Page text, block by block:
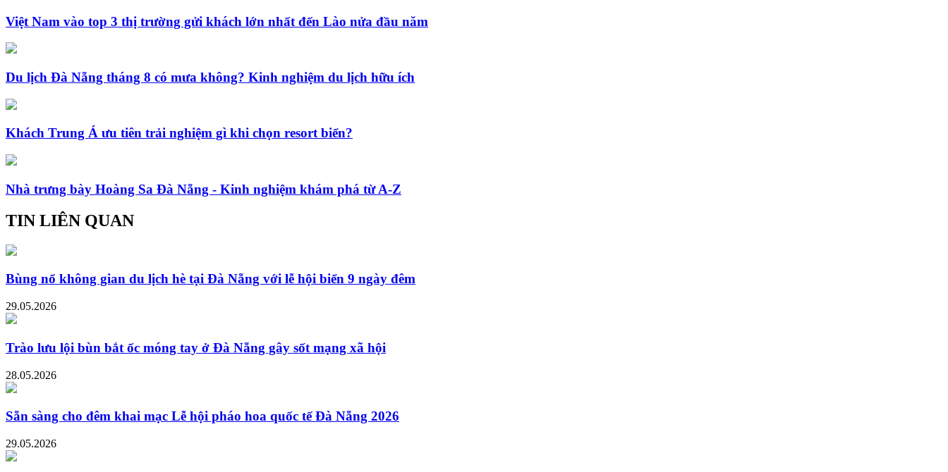
Việt Nam vào top 3 thị trường gửi khách lớn nhất đến Lào nửa đầu năm
Du lịch Đà Nẵng tháng 8 có mưa không? Kinh nghiệm du lịch hữu ích
Khách Trung Á ưu tiên trải nghiệm gì khi chọn resort biển?
Nhà trưng bày Hoàng Sa Đà Nẵng - Kinh nghiệm khám phá từ A-Z
TIN LIÊN QUAN
Bùng nổ không gian du lịch hè tại Đà Nẵng với lễ hội biển 9 ngày đêm
29.05.2026
Trào lưu lội bùn bắt ốc móng tay ở Đà Nẵng gây sốt mạng xã hội
28.05.2026
Sẵn sàng cho đêm khai mạc Lễ hội pháo hoa quốc tế Đà Nẵng 2026
29.05.2026